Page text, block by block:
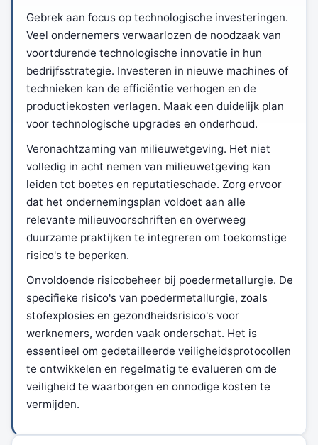
Gebrek aan focus op technologische investeringen.
Veel ondernemers verwaarlozen de noodzaak van
voortdurende technologische innovatie in hun
bedrijfsstrategie. Investeren in nieuwe machines of
technieken kan de efficiëntie verhogen en de
productiekosten verlagen. Maak een duidelijk plan
voor technologische upgrades en onderhoud.
Veronachtzaming van milieuwetgeving. Het niet
volledig in acht nemen van milieuwetgeving kan
leiden tot boetes en reputatieschade. Zorg ervoor
dat het ondernemingsplan voldoet aan alle
relevante milieuvoorschriften en overweeg
duurzame praktijken te integreren om toekomstige
risico's te beperken.
Onvoldoende risicobeheer bij poedermetallurgie. De
specifieke risico's van poedermetallurgie, zoals
stofexplosies en gezondheidsrisico's voor
werknemers, worden vaak onderschat. Het is
essentieel om gedetailleerde veiligheidsprotocollen
te ontwikkelen en regelmatig te evalueren om de
veiligheid te waarborgen en onnodige kosten te
vermijden.